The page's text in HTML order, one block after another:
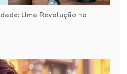
Uma Revolução no